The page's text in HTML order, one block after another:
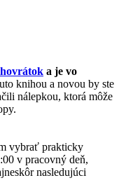
a je vo
knihou a novou by ste
nálepkou, ktorá môže
vybrať prakticky
v pracovný deň,
nasledujúci